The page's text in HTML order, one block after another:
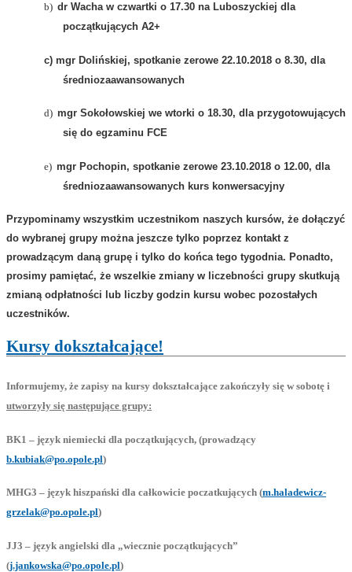
b) dr Wacha w czwartki o 17.30 na Luboszyckiej dla
początkujących A2+
c) mgr Dolińskiej, spotkanie zerowe 22.10.2018 o 8.30, dla
średniozaawansowanych
d) mgr Sokołowskiej we wtorki o 18.30, dla przygotowujących
się do egzaminu FCE
e) mgr Pochopin, spotkanie zerowe 23.10.2018 o 12.00, dla
średniozaawansowanych kurs konwersacyjny
Przypominamy wszystkim uczestnikom naszych kursów, że dołączyć
do wybranej grupy można jeszcze tylko poprzez kontakt z
prowadzącym daną grupę i tylko do końca tego tygodnia. Ponadto,
prosimy pamiętać, że wszelkie zmiany w liczebności grupy skutkują
zmianą odpłatności lub liczby godzin kursu wobec pozostałych
uczestników.
Kursy dokształcające!
Informujemy, że zapisy na kursy dokształcające zakończyły się w sobotę i
utworzyły się następujące grupy:
BK1 – język niemiecki dla początkujących, (prowadzący
b.kubiak@po.opole.pl)
MHG3 – język hiszpański dla całkowicie poczatkujących (m.haladewicz-
grzelak@po.opole.pl)
JJ3 – język angielski dla „wiecznie początkujących”
(j.jankowska@po.opole.pl)